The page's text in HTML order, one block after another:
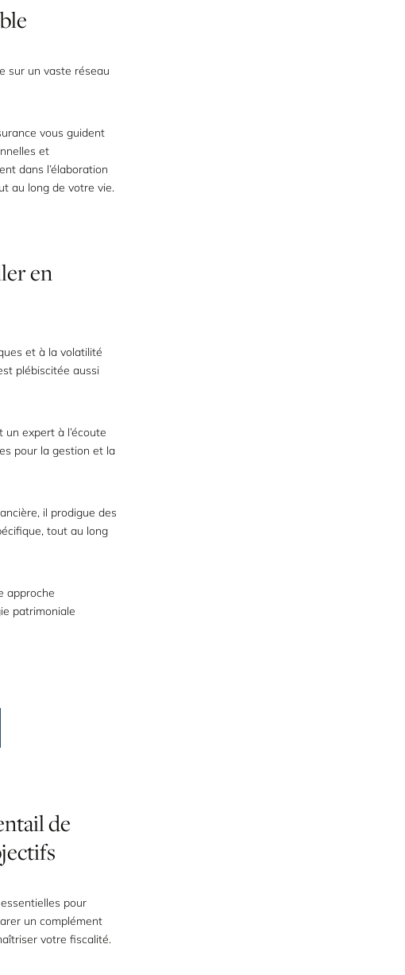
sur un vaste réseau
vous guident
et
dans l’élaboration
au long de votre vie.
en
et à la volatilité
plébiscitée aussi
expert à l’écoute
pour la gestion et la
il prodigue des
tout au long
approche
patrimoniale
de
pour
un complément
votre fiscalité.